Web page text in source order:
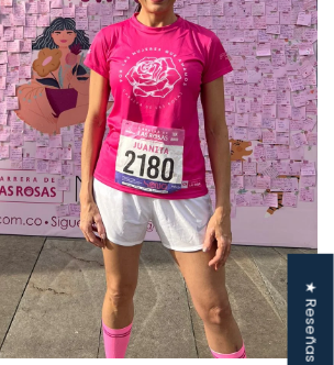
★ Reseñas